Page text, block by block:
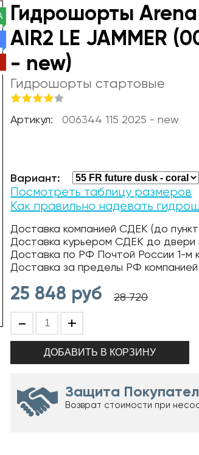
Гидрошорты Arena
AIR2 LE JAMMER
- new)
Гидрошорты стартовые
Артикул: 006344 115 2025 - new
Вариант:
Посмотреть таблицу размеров
Как правильно надевать
Доставка компанией СДЕК (до
Доставка курьером СДЕК до двери
Доставка по РФ Почтой России 1-м
Доставка за пределы РФ
25 848 руб 28 720
- +
Защита
Возврат стоимости при